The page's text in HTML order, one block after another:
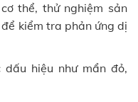
thể, thử nghiệm sản
kiểm tra phản ứng dị
dấu hiệu như mẩn đỏ,